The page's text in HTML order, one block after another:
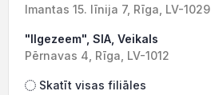
Imantas 15. līnija 7, Rīga, LV-1029
"Ilgezeem", SIA, Veikals
Pērnavas 4, Rīga, LV-1012
Skatīt visas filiāles